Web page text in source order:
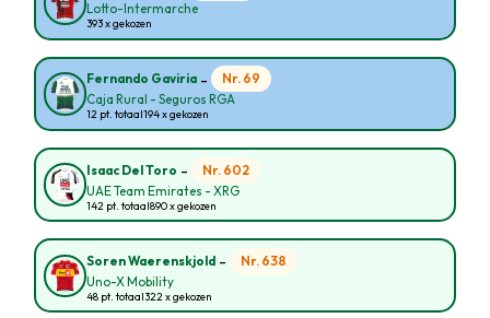
Lotto-Intermarche
393 x gekozen
Fernando Gaviria - Nr. 69
Caja Rural - Seguros RGA
12 pt. totaal194 x gekozen
Isaac Del Toro - Nr. 602
UAE Team Emirates - XRG
142 pt. totaal890 x gekozen
Soren Waerenskjold - Nr. 638
Uno-X Mobility
48 pt. totaal322 x gekozen